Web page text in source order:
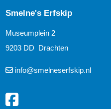
Smelne's Erfskip
Museumplein 2
9203 DD Drachten
info@smelneserfskip.nl